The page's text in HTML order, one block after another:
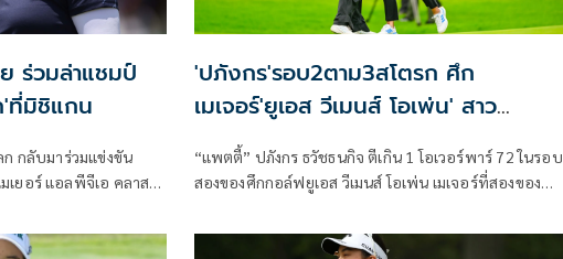
ร่วมล่าแชมป์
'ที่มิชิแกน
กลับมาร่วมแข่งขัน
เยอร์ แอลพีจีเอ คลาส
าวไทย ร่วมไล่ล่าแชมป์
'ปภังกร'รอบ2ตาม3สโตรก ศึก
เมเจอร์'ยูเอส วีเมนส์ โอเพ่น' สาว
อเมริกัน-จีนนำร่วม
“แพตตี้” ปภังกร ธวัชธนกิจ ตีเกิน 1 โอเวอร์พาร์ 72 ในรอบ
สองของศึกกอล์ฟยูเอส วีเมนส์ โอเพ่น เมเจอร์ที่สองของปี
มิถุนายน 2569 สกอร์รวมสองวัน 1 อันเดอร์พาร์ 141 รั้ง